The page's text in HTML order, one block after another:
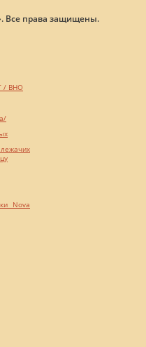
Все права защищены.
/ ВНО
Nova